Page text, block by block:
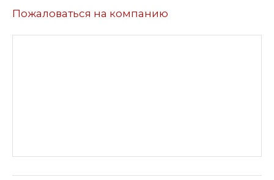
Пожаловаться на компанию